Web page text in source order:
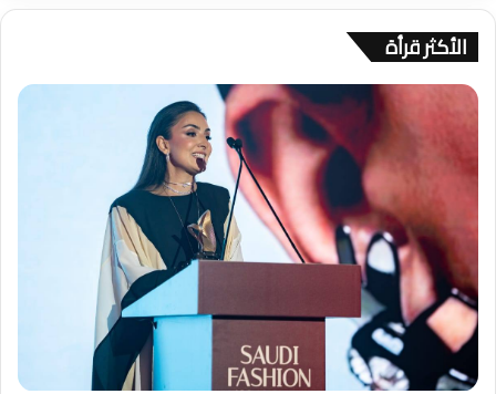
الأكثر قرأة